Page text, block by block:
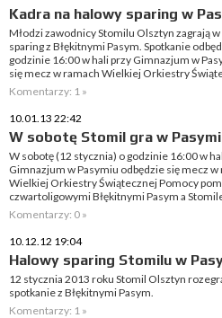
Kadra na halowy sparing w
Młodzi zawodnicy Stomilu Olsztyn zagrają
sparing z Błękitnymi Pasym. Spotkanie
godzinie 16:00 w hali przy Gimnazjum w
się mecz w ramach Wielkiej Orkiestry
Komentarzy: 1 »
10.01.13 22:42
W sobotę Stomil gra w
W sobotę (12 stycznia) o godzinie 16:00 w
Gimnazjum w Pasymiu odbędzie się mecz w
Wielkiej Orkiestry Świątecznej Pomocy
czwartoligowymi Błękitnymi Pasym a
Komentarzy: 0 »
10.12.12 19:04
Halowy sparing Stomilu w
12 stycznia 2013 roku Stomil Olsztyn
spotkanie z Błękitnymi Pasym.
Komentarzy: 1 »